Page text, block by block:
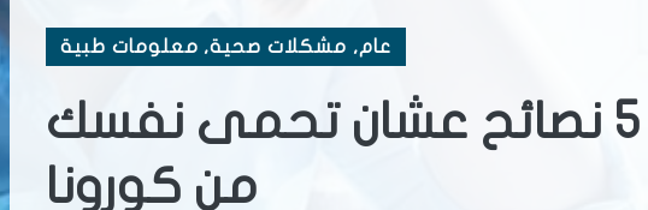
عام, مشكلات صحية, معلومات طبية
الامتحانات وكورونا : 5 نصائح عشان تحمى نفسك
من كورونا